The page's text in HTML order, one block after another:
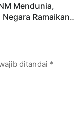
Mendunia,
Ramaikan
ditandai *